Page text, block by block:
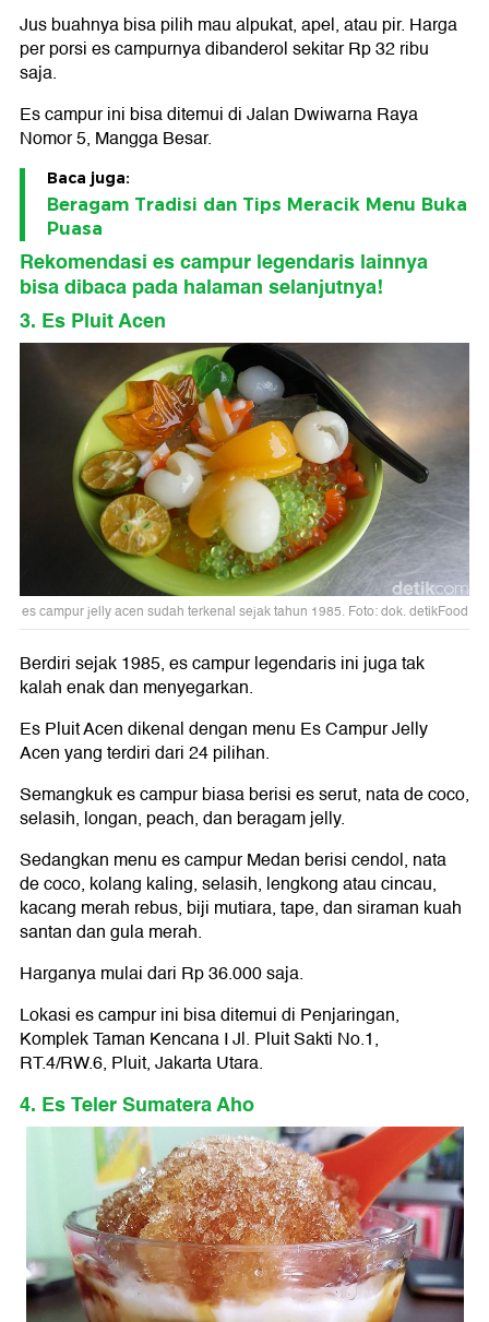
Jus buahnya bisa pilih mau alpukat, apel, atau pir. Harga
per porsi es campurnya dibanderol sekitar Rp 32 ribu
saja.
Es campur ini bisa ditemui di Jalan Dwiwarna Raya
Nomor 5, Mangga Besar.
Baca juga:
Beragam Tradisi dan Tips Meracik Menu Buka
Puasa
Rekomendasi es campur legendaris lainnya
bisa dibaca pada halaman selanjutnya!
3. Es Pluit Acen
es campur jelly acen sudah terkenal sejak tahun 1985. Foto: dok. detikFood
Berdiri sejak 1985, es campur legendaris ini juga tak
kalah enak dan menyegarkan.
Es Pluit Acen dikenal dengan menu Es Campur Jelly
Acen yang terdiri dari 24 pilihan.
Semangkuk es campur biasa berisi es serut, nata de coco,
selasih, longan, peach, dan beragam jelly.
Sedangkan menu es campur Medan berisi cendol, nata
de coco, kolang kaling, selasih, lengkong atau cincau,
kacang merah rebus, biji mutiara, tape, dan siraman kuah
santan dan gula merah.
Harganya mulai dari Rp 36.000 saja.
Lokasi es campur ini bisa ditemui di Penjaringan,
Komplek Taman Kencana I Jl. Pluit Sakti No.1,
RT.4/RW.6, Pluit, Jakarta Utara.
4. Es Teler Sumatera Aho